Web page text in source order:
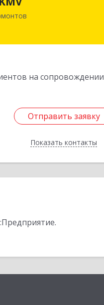
на сопровождении
Отправить заявку
Показать контакты
Отправить заявку
Назад